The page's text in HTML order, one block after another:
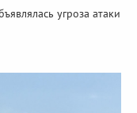
угроза атаки